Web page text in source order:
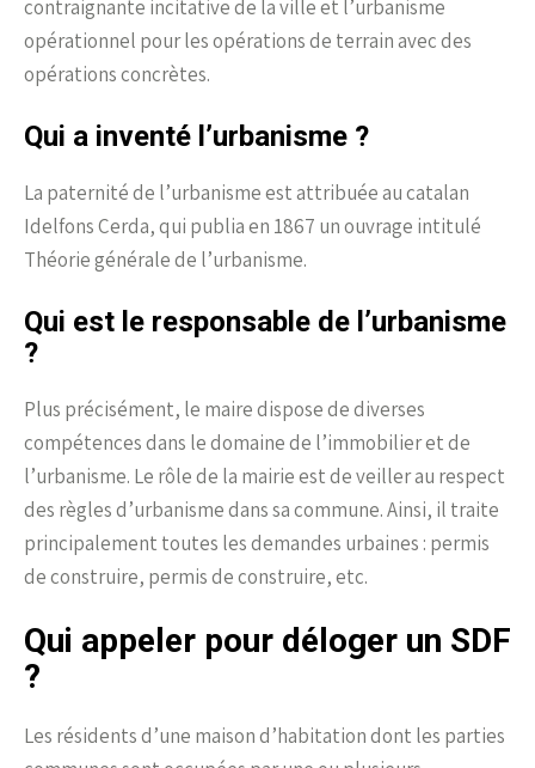
contraignante incitative de la ville et l’urbanisme
opérationnel pour les opérations de terrain avec des
opérations concrètes.
Qui a inventé l’urbanisme ?
La paternité de l’urbanisme est attribuée au catalan
Idelfons Cerda, qui publia en 1867 un ouvrage intitulé
Théorie générale de l’urbanisme.
Qui est le responsable de l’urbanisme
?
Plus précisément, le maire dispose de diverses
compétences dans le domaine de l’immobilier et de
l’urbanisme. Le rôle de la mairie est de veiller au respect
des règles d’urbanisme dans sa commune. Ainsi, il traite
principalement toutes les demandes urbaines : permis
de construire, permis de construire, etc.
Qui appeler pour déloger un SDF
?
Les résidents d’une maison d’habitation dont les parties